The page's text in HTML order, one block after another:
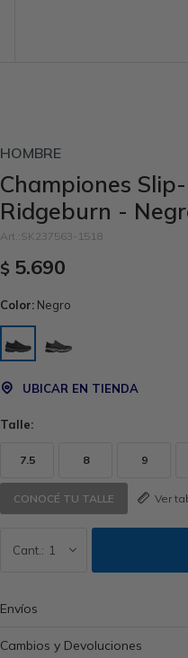
HOMBRE
Championes
Ridgeburn -
SK237563-1518
$ 5.690
Color: Negro
UBICAR EN TIENDA
Talle:
7.5 8 9
CONOCÉ TU TALLE Ver
1
Envíos
Cambios y Devoluciones